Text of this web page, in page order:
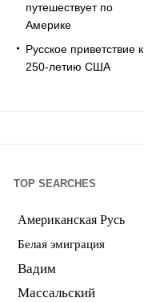
путешествует по
Америке
Русское приветствие к
250-летию США
TOP SEARCHES
Американская Русь
Белая эмиграция
Вадим
Массальский